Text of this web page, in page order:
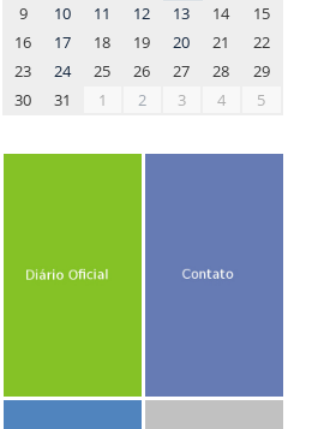
9
10 11 12 13 14
15
16
17 18 19 20 21
22
23
24 25 26 27 28
29
30
31 1 2 3 4 5